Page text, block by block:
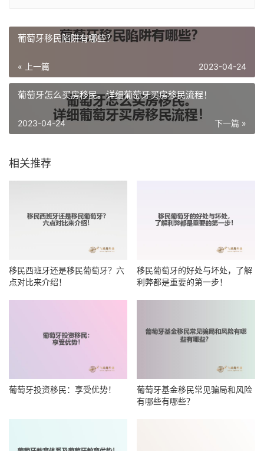
葡萄牙移民陷阱有哪些？
« 上一篇 2023-04-24
葡萄牙怎么买房移民。详细葡萄牙买房移民流程！
下一篇 »
2023-04-24
相关推荐
移民西班牙还是移民葡萄牙？六
点对比来介绍！
移民葡萄牙的好处与坏处，了解
利弊都是重要的第一步！
葡萄牙投资移民：享受优势！
葡萄牙基金移民常见骗局和风险
有哪些有哪些？